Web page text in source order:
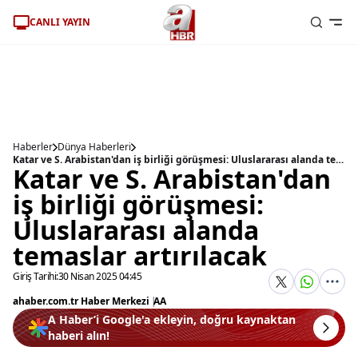
CANLI YAYIN
Haberler Dünya Haberleri
Katar ve S. Arabistan'dan iş birliği görüşmesi: Uluslararası alanda temaslar artırılacak
Katar ve S. Arabistan'dan
iş birliği görüşmesi:
Uluslararası alanda
temaslar artırılacak
Giriş Tarihi:30 Nisan 2025 04:45
ahaber.com.tr Haber Merkezi |AA
A Haber’i Google'a ekleyin, doğru kaynaktan
haberi alın!